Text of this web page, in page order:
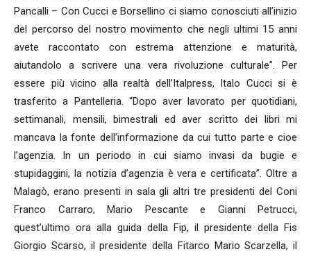
Pancalli – Con Cucci e Borsellino ci siamo conosciuti all’inizio
del percorso del nostro movimento che negli ultimi 15 anni
avete raccontato con estrema attenzione e maturità,
aiutandolo a scrivere una vera rivoluzione culturale”. Per
essere più vicino alla realtà dell’Italpress, Italo Cucci si è
trasferito a Pantelleria. “Dopo aver lavorato per quotidiani,
settimanali, mensili, bimestrali ed aver scritto dei libri mi
mancava la fonte dell’informazione da cui tutto parte e cioe
l’agenzia. In un periodo in cui siamo invasi da bugie e
stupidaggini, la notizia d’agenzia è vera e certificata”. Oltre a
Malagò, erano presenti in sala gli altri tre presidenti del Coni
Franco Carraro, Mario Pescante e Gianni Petrucci,
quest’ultimo ora alla guida della Fip, il presidente della Fis
Giorgio Scarso, il presidente della Fitarco Mario Scarzella, il